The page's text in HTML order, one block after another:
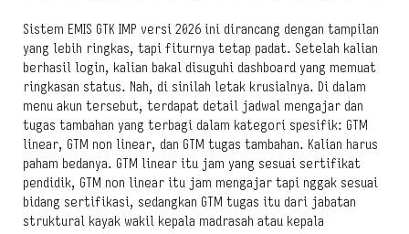
Sistem EMIS GTK IMP versi 2026 ini dirancang dengan tampilan
yang lebih ringkas, tapi fiturnya tetap padat. Setelah kalian
berhasil login, kalian bakal disuguhi dashboard yang memuat
ringkasan status. Nah, di sinilah letak krusialnya. Di dalam
menu akun tersebut, terdapat detail jadwal mengajar dan
tugas tambahan yang terbagi dalam kategori spesifik: GTM
linear, GTM non linear, dan GTM tugas tambahan. Kalian harus
paham bedanya. GTM linear itu jam yang sesuai sertifikat
pendidik, GTM non linear itu jam mengajar tapi nggak sesuai
bidang sertifikasi, sedangkan GTM tugas itu dari jabatan
struktural kayak wakil kepala madrasah atau kepala